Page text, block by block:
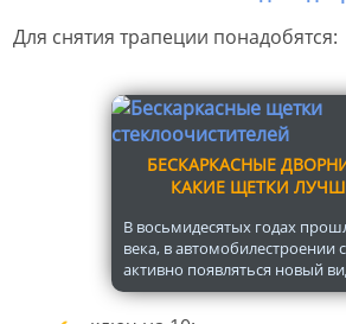
Для снятия трапеции понадобятся:
БЕСКАРКАСНЫЕ
КАКИЕ ЩЕТКИ
В восьмидесятых годах
века, в автомобилестроении
активно появляться новый